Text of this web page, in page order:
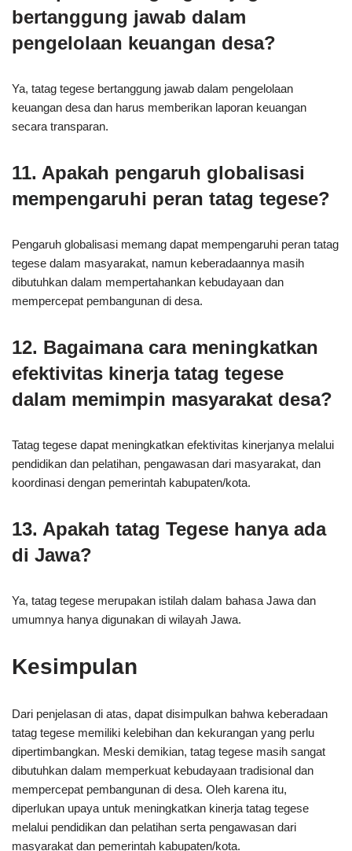
bertanggung jawab dalam
pengelolaan keuangan desa?
Ya, tatag tegese bertanggung jawab dalam pengelolaan
keuangan desa dan harus memberikan laporan keuangan
secara transparan.
11. Apakah pengaruh globalisasi
mempengaruhi peran tatag tegese?
Pengaruh globalisasi memang dapat mempengaruhi peran tatag
tegese dalam masyarakat, namun keberadaannya masih
dibutuhkan dalam mempertahankan kebudayaan dan
mempercepat pembangunan di desa.
12. Bagaimana cara meningkatkan
efektivitas kinerja tatag tegese
dalam memimpin masyarakat desa?
Tatag tegese dapat meningkatkan efektivitas kinerjanya melalui
pendidikan dan pelatihan, pengawasan dari masyarakat, dan
koordinasi dengan pemerintah kabupaten/kota.
13. Apakah tatag Tegese hanya ada
di Jawa?
Ya, tatag tegese merupakan istilah dalam bahasa Jawa dan
umumnya hanya digunakan di wilayah Jawa.
Kesimpulan
Dari penjelasan di atas, dapat disimpulkan bahwa keberadaan
tatag tegese memiliki kelebihan dan kekurangan yang perlu
dipertimbangkan. Meski demikian, tatag tegese masih sangat
dibutuhkan dalam memperkuat kebudayaan tradisional dan
mempercepat pembangunan di desa. Oleh karena itu,
diperlukan upaya untuk meningkatkan kinerja tatag tegese
melalui pendidikan dan pelatihan serta pengawasan dari
masyarakat dan pemerintah kabupaten/kota.